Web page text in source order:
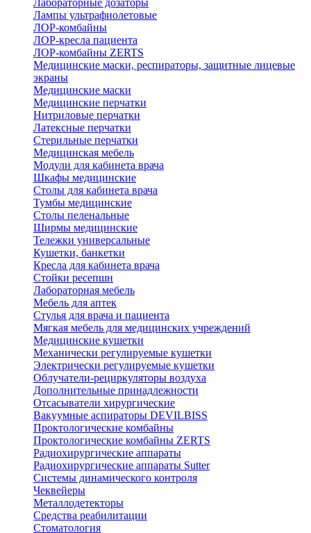
Лабораторные дозаторы
Лампы ультрафиолетовые
ЛОР-комбайны
ЛОР-кресла пациента
ЛОР-комбайны ZERTS
Медицинские маски, респираторы, защитные лицевые
экраны
Медицинские маски
Медицинские перчатки
Нитриловые перчатки
Латексные перчатки
Стерильные перчатки
Медицинская мебель
Модули для кабинета врача
Шкафы медицинские
Столы для кабинета врача
Тумбы медицинские
Столы пеленальные
Ширмы медицинские
Тележки универсальные
Кушетки, банкетки
Кресла для кабинета врача
Стойки ресепшн
Лабораторная мебель
Мебель для аптек
Стулья для врача и пациента
Мягкая мебель для медицинских учреждений
Медицинские кушетки
Механически регулируемые кушетки
Электрически регулируемые кушетки
Облучатели-рециркуляторы воздуха
Дополнительные принадлежности
Отсасыватели хирургические
Вакуумные аспираторы DEVILBISS
Проктологические комбайны
Проктологические комбайны ZERTS
Радиохирургические аппараты
Радиохирургические аппараты Sutter
Системы динамического контроля
Чеквейеры
Металлодетекторы
Средства реабилитации
Стоматология